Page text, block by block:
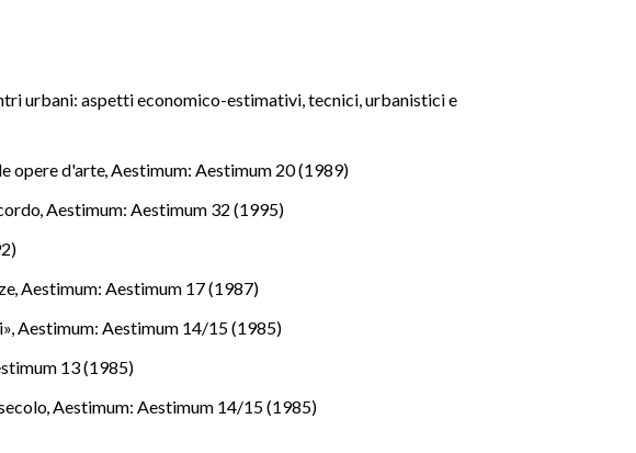
urbani: aspetti economico-estimativi, tecnici, urbanistici e
opere d'arte,Aestimum: Aestimum 20 (1989)
,Aestimum: Aestimum 32 (1995)
,Aestimum: Aestimum 17 (1987)
,Aestimum: Aestimum 14/15 (1985)
13 (1985)
,Aestimum: Aestimum 14/15 (1985)